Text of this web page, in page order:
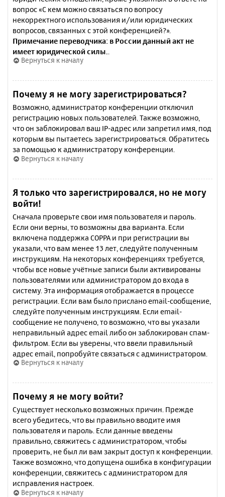
вопрос «С кем можно связаться по вопросу
некорректного использования и/или юридических
вопросов, связанных с этой конференцией?».
Примечание переводчика: в России данный акт не
имеет юридической силы.
Вернуться к началу
Почему я не могу зарегистрироваться?
Возможно, администратор конференции отключил
регистрацию новых пользователей. Также возможно,
что он заблокировал ваш IP-адрес или запретил имя, под
которым вы пытаетесь зарегистрироваться. Обратитесь
за помощью к администратору конференции.
Вернуться к началу
Я только что зарегистрировался, но не могу
войти!
Сначала проверьте свои имя пользователя и пароль.
Если они верны, то возможны два варианта. Если
включена поддержка COPPA и при регистрации вы
указали, что вам менее 13 лет, следуйте полученным
инструкциям. На некоторых конференциях требуется,
чтобы все новые учётные записи были активированы
пользователями или администратором до входа в
систему. Эта информация отображается в процессе
регистрации. Если вам было прислано email-сообщение,
следуйте полученным инструкциям. Если email-
сообщение не получено, то возможно, что вы указали
неправильный адрес email либо он заблокирован спам-
фильтром. Если вы уверены, что ввели правильный
адрес email, попробуйте связаться с администратором.
Вернуться к началу
Почему я не могу войти?
Существует несколько возможных причин. Прежде
всего убедитесь, что вы правильно вводите имя
пользователя и пароль. Если данные введены
правильно, свяжитесь с администратором, чтобы
проверить, не был ли вам закрыт доступ к конференции.
Также возможно, что допущена ошибка в конфигурации
конференции, свяжитесь с администратором для
исправления настроек.
Вернуться к началу